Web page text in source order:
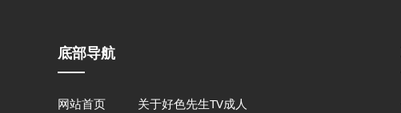
底部导航
网站首页
关于好色先生TV成人